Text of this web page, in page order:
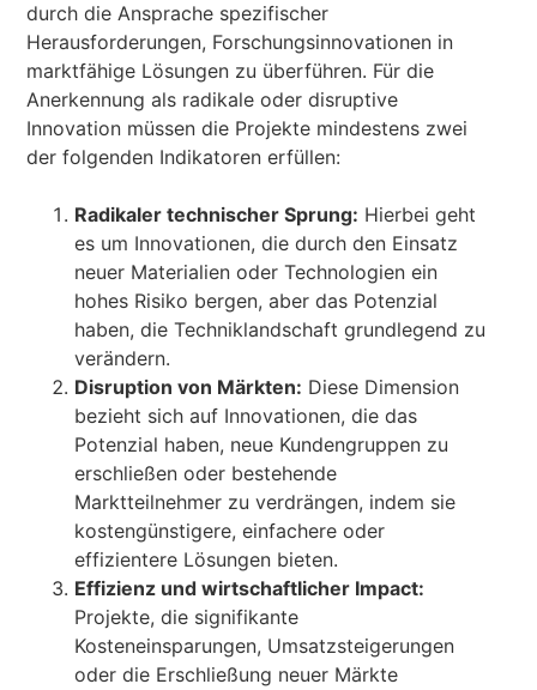
durch die Ansprache spezifischer
Herausforderungen, Forschungsinnovationen in
marktfähige Lösungen zu überführen. Für die
Anerkennung als radikale oder disruptive
Innovation müssen die Projekte mindestens zwei
der folgenden Indikatoren erfüllen:
Radikaler technischer Sprung: Hierbei geht
es um Innovationen, die durch den Einsatz
neuer Materialien oder Technologien ein
hohes Risiko bergen, aber das Potenzial
haben, die Techniklandschaft grundlegend zu
verändern.
Disruption von Märkten: Diese Dimension
bezieht sich auf Innovationen, die das
Potenzial haben, neue Kundengruppen zu
erschließen oder bestehende
Marktteilnehmer zu verdrängen, indem sie
kostengünstigere, einfachere oder
effizientere Lösungen bieten.
Effizienz und wirtschaftlicher Impact:
Projekte, die signifikante
Kosteneinsparungen, Umsatzsteigerungen
oder die Erschließung neuer Märkte